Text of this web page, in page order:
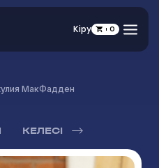
Кіру 0
МакФадден
КЕЛЕСІ